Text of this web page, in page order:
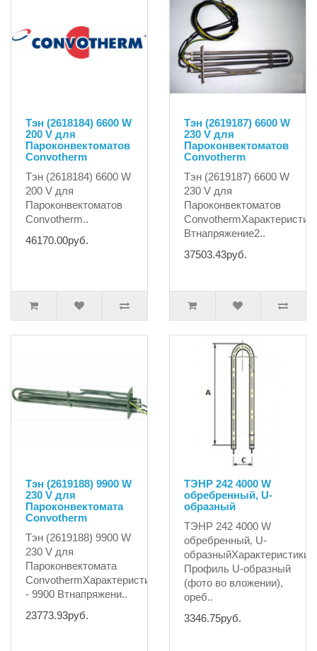
Тэн (2618184) 6600 W
200 V для
Пароконвектоматов
Convotherm
Тэн (2618184) 6600 W
200 V для
Пароконвектоматов
Convotherm..
46170.00руб.
Тэн (2619187) 6600 W
230 V для
Пароконвектоматов
Convotherm
Тэн (2619187) 6600 W
230 V для
Пароконвектоматов
Втнапряжение2..
37503.43руб.
Тэн (2619188) 9900 W
230 V для
Пароконвектомата
Convotherm
Тэн (2619188) 9900 W
230 V для
Пароконвектомата
ConvothermХарактеристики:мощность
- 9900 Втнапряжени..
23773.93руб.
ТЭНР 242 4000 W
обребренный, U-
образный
ТЭНР 242 4000 W
обребренный, U-
Профиль U-образный
(фото во вложении),
ореб..
3346.75руб.